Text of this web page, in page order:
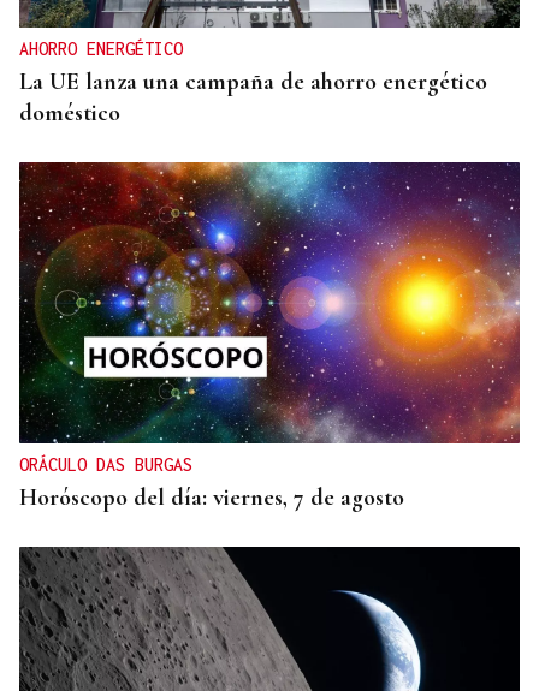
AHORRO ENERGÉTICO
La UE lanza una campaña de ahorro energético
doméstico
ORÁCULO DAS BURGAS
Horóscopo del día: viernes, 7 de agosto